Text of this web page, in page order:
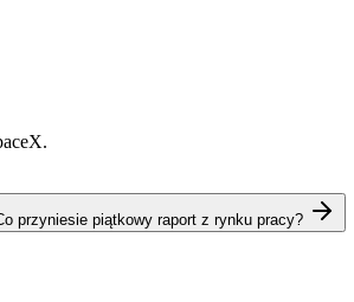
przyniesie piątkowy raport z rynku pracy?